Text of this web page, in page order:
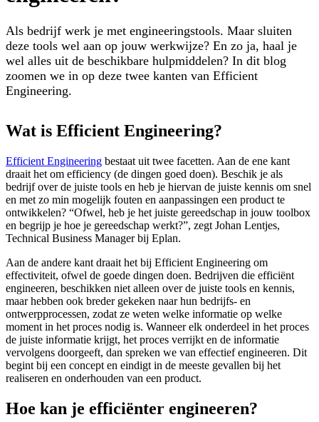
Als bedrijf werk je met engineeringstools. Maar sluiten
deze tools wel aan op jouw werkwijze? En zo ja, haal je
wel alles uit de beschikbare hulpmiddelen? In dit blog
zoomen we in op deze twee kanten van Efficient
Engineering.
Wat is Efficient Engineering?
Efficient Engineering bestaat uit twee facetten. Aan de ene kant
draait het om efficiency (de dingen goed doen). Beschik je als
bedrijf over de juiste tools en heb je hiervan de juiste kennis om snel
en met zo min mogelijk fouten en aanpassingen een product te
ontwikkelen? “Ofwel, heb je het juiste gereedschap in jouw toolbox
en begrijp je hoe je gereedschap werkt?”, zegt Johan Lentjes,
Technical Business Manager bij Eplan.
Aan de andere kant draait het bij Efficient Engineering om
effectiviteit, ofwel de goede dingen doen. Bedrijven die efficiënt
engineeren, beschikken niet alleen over de juiste tools en kennis,
maar hebben ook breder gekeken naar hun bedrijfs- en
ontwerpprocessen, zodat ze weten welke informatie op welke
moment in het proces nodig is. Wanneer elk onderdeel in het proces
de juiste informatie krijgt, het proces verrijkt en de informatie
vervolgens doorgeeft, dan spreken we van effectief engineeren. Dit
begint bij een concept en eindigt in de meeste gevallen bij het
realiseren en onderhouden van een product.
Hoe kan je efficiënter engineeren?